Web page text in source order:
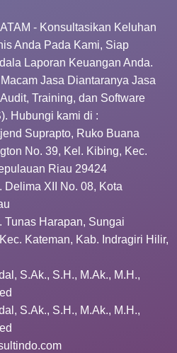
- Konsultasikan Keluhan
Anda Pada Kami, Siap
Laporan Keuangan Anda.
Jasa Diantaranya Jasa
Training, dan Software
Hubungi kami di :
Suprapto, Ruko Buana
No. 39, Kel. Kibing, Kec.
Riau 29424
Delima XII No. 08, Kota
Tunas Harapan, Sungai
Kateman, Kab. Indragiri Hilir,
S.Ak., S.H., M.Ak., M.H.,
S.Ak., S.H., M.Ak., M.H.,